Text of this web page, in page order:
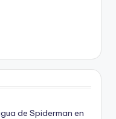
de Spiderman en